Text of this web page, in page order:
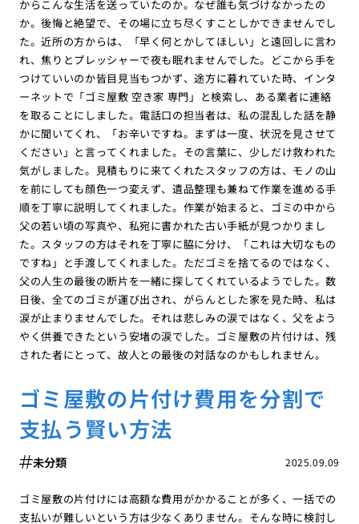
からこんな生活を送っていたのか。なぜ誰も気づけなかったの
か。後悔と絶望で、その場に立ち尽くすことしかできませんでし
た。近所の方からは、「早く何とかしてほしい」と遠回しに言わ
れ、焦りとプレッシャーで夜も眠れませんでした。どこから手を
つけていいのか皆目見当もつかず、途方に暮れていた時、インタ
ーネットで「ゴミ屋敷 空き家 専門」と検索し、ある業者に連絡
を取ることにしました。電話口の担当者は、私の混乱した話を静
かに聞いてくれ、「お辛いですね。まずは一度、状況を見させて
ください」と言ってくれました。その言葉に、少しだけ救われた
気がしました。見積もりに来てくれたスタッフの方は、モノの山
を前にしても顔色一つ変えず、遺品整理も兼ねて作業を進める手
順を丁寧に説明してくれました。作業が始まると、ゴミの中から
父の若い頃の写真や、私宛に書かれた古い手紙が見つかりまし
た。スタッフの方はそれを丁寧に脇に分け、「これは大切なもの
ですね」と手渡してくれました。ただゴミを捨てるのではなく、
父の人生の最後の断片を一緒に探してくれているようでした。数
日後、全てのゴミが運び出され、がらんとした家を見た時、私は
涙が止まりませんでした。それは悲しみの涙ではなく、父をよう
やく供養できたという安堵の涙でした。ゴミ屋敷の片付けは、残
された者にとって、故人との最後の対話なのかもしれません。
ゴミ屋敷の片付け費用を分割で
支払う賢い方法
2025.09.09
未分類
ゴミ屋敷の片付けには高額な費用がかかることが多く、一括での
支払いが難しいという方は少なくありません。そんな時に検討し